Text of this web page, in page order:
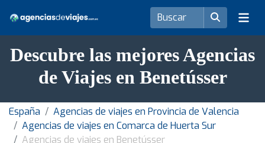
Descubre las mejores Agencias
de Viajes en Benetússer
España
Agencias de viajes en Provincia de Valencia
Agencias de viajes en Comarca de Huerta Sur
Agencias de viajes en Benetússer